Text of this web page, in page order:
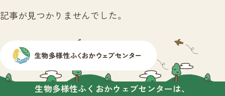
記事が見つかりませんでした。
生物多様性ふくおかウェブセンターは、